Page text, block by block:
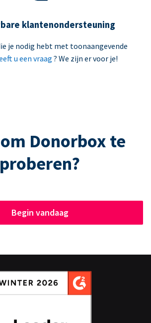
klantenondersteuning
je nodig hebt met toonaangevende
u een vraag ? We zijn er voor je!
Donorbox te
proberen?
Begin vandaag